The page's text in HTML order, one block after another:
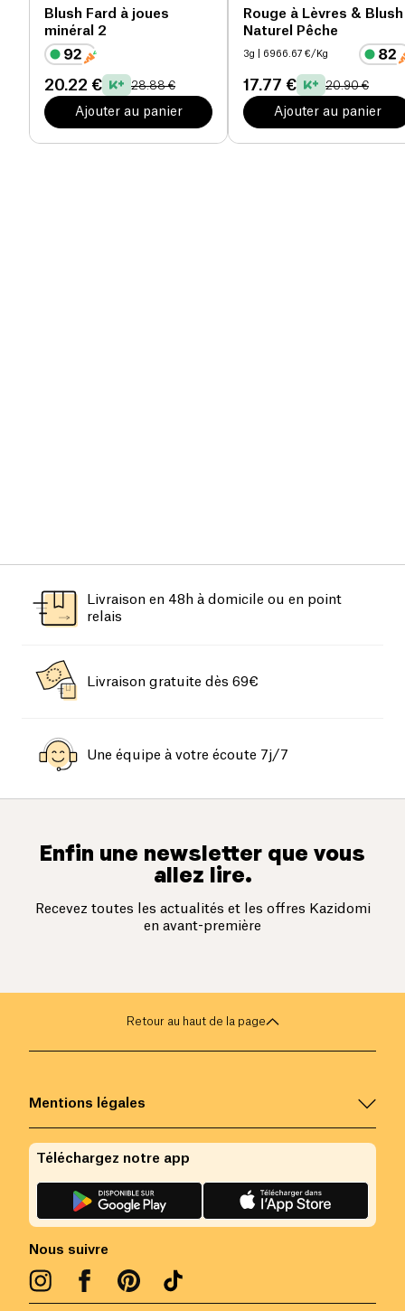
Blush Fard à joues
minéral 2
20.22 € 28.88 €
Ajouter au panier
Rouge à Lèvres & Blush
Naturel Pêche
3g | 6966.67 €/Kg
17.77 € 20.90 €
Ajouter au panier
Livraison en 48h à domicile ou en point
relais
Livraison gratuite dès 69€
Une équipe à votre écoute 7j/7
Enfin une newsletter que vous
allez lire.
Recevez toutes les actualités et les offres Kazidomi
en avant-première
Retour au haut de la page
Mentions légales
Nous suivre
Téléchargez notre app